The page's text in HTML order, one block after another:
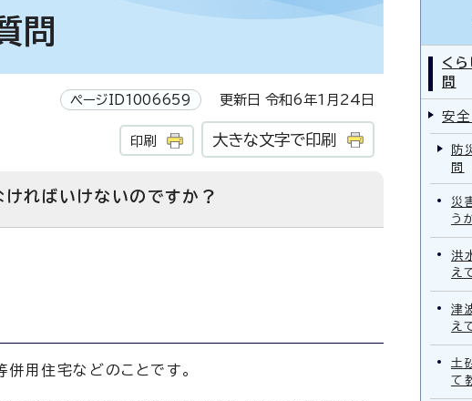
問
ページID1006659 更新日 令和6年1月24日
印刷 大きな文字で印刷
ければいけないのですか？
併用住宅などのことです。
く
問
安
防
問
災
う
洪
え
津
え
土
て